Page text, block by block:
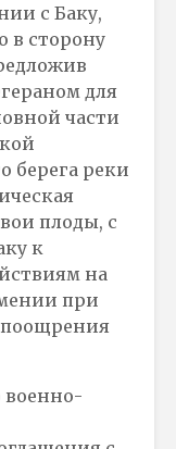
с Баку,
в сторону
для
части
берега реки
плоды, с
к
на
при
поощрения